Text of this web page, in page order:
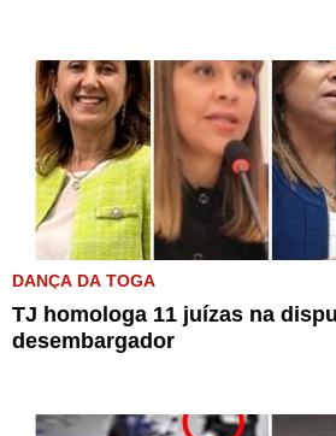
DANÇA DA TOGA
TJ homologa 11 juízas na
desembargador